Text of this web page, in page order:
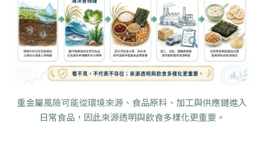
重金屬風險可能從環境來源、食品原料、加工與供應鏈進入
日常食品，因此來源透明與飲食多樣化更重要。